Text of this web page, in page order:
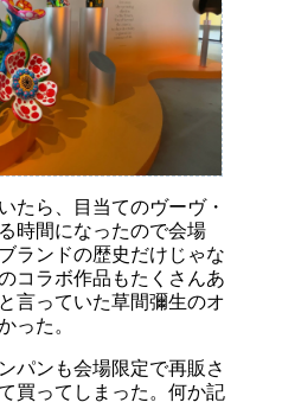
たら、目当てのヴーヴ・
時間になったので会場
ランドの歴史だけじゃな
コラボ作品もたくさんあ
言っていた草間彌生のオ
った。
パンも会場限定で再販さ
買ってしまった。何か記